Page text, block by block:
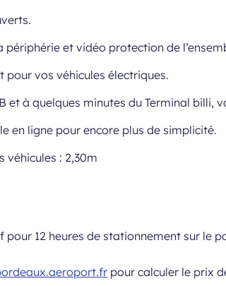
périphérie et vidéo protection de
pour vos véhicules électriques.
et à quelques minutes du Terminal billi,
en ligne pour encore plus de simplicité.
véhicules : 2,30m
pour 12 heures de stationnement sur le
pour calculer le prix